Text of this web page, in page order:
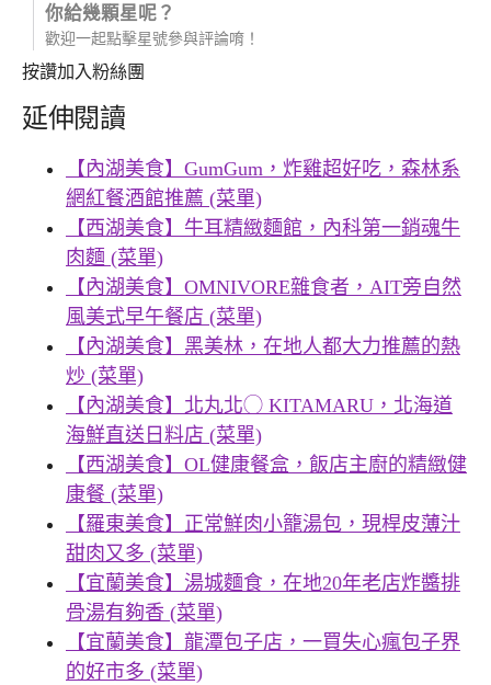
你給幾顆星呢？
歡迎一起點擊星號參與評論唷！
按讚加入粉絲團
延伸閱讀
【內湖美食】GumGum，炸雞超好吃，森林系
網紅餐酒館推薦 (菜單)
【西湖美食】牛耳精緻麵館，內科第一銷魂牛
肉麵 (菜單)
【內湖美食】OMNIVORE雜食者，AIT旁自然
風美式早午餐店 (菜單)
【內湖美食】黑美林，在地人都大力推薦的熱
炒 (菜單)
【內湖美食】北丸北◯ KITAMARU，北海道
海鮮直送日料店 (菜單)
【西湖美食】OL健康餐盒，飯店主廚的精緻健
康餐 (菜單)
【羅東美食】正常鮮肉小籠湯包，現桿皮薄汁
甜肉又多 (菜單)
【宜蘭美食】湯城麵食，在地20年老店炸醬排
骨湯有夠香 (菜單)
【宜蘭美食】龍潭包子店，一買失心瘋包子界
的好市多 (菜單)